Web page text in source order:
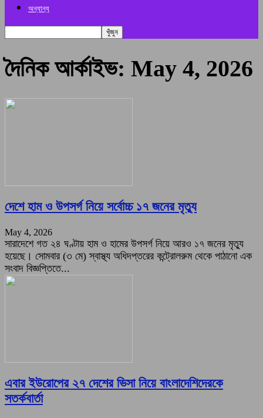
অন্যান্য
দৈনিক আর্কাইভ: May 4, 2026
দেশে হাম ও উপসর্গ নিয়ে সর্বোচ্চ ১৭ জনের মৃত্যু
May 4, 2026
সারাদেশে গত ২৪ ঘণ্টায় হাম ও হামের উপসর্গ নিয়ে আরও ১৭ জনের মৃত্যু
হয়েছে। সোমবার (৩ মে) স্বাস্থ্য অধিদপ্তরের কন্ট্রোলরুম থেকে পাঠানো এক
সংবাদ বিজ্ঞপ্তিতে...
এবার ইউরোপের ২৭ দেশের ভিসা নিয়ে বাংলাদেশিদেরকে
সতর্কবার্তা